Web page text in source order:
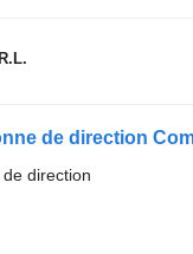
direction